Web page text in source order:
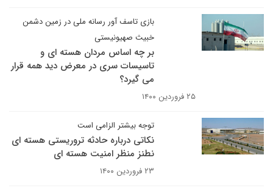
بازی تاسف آور رسانه ملی در زمین دشمن
خبیث صهیونیستی
بر چه اساس مردان هسته ای و
تاسیسات سری در معرض دید همه قرار
می گیرد؟
۲۵ فروردین ۱۴۰۰
توجه بیشتر الزامی است
نکاتی درباره حادثه تروریستی هسته ای
نطنز منظر امنیت هسته ای
۲۳ فروردین ۱۴۰۰